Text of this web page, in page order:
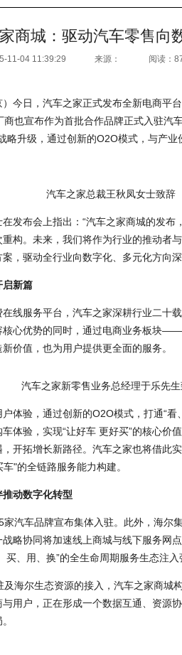
商城：驱动汽车零售向
11-04 11:39:29 来源： 阅读：
）今日，汽车之家正式发布全新电商
也宣布作为首批合作品牌正式入驻汽
略升级，通过创新的O2O模式，与产
汽车之家总裁王秋凤女士致辞
发布会上指出：“汽车之家商城的发布
构。未来，我们将作为行业的推动者
，驱动全行业向数字化、多元化方向
启新篇
线服务平台，汽车之家深耕行业二十
核心优势的同时，通过电商业务板块
价值，也为用户提供更全面的服务。
汽车之家新零售业务总经理于乐先
体验，通过创新的O2O模式，打通“看
体验，实现“让好车 更好买”的核心价
开拓增长新路径。汽车之家也将借此
"的全链路服务能力构建。
动数字化转型
家汽车品牌宣布集体入驻。此外，海尔
略协同将加速线上商城与线下服务网
买、用、换”的全生命周期服务生态注
及海尔生态资源的接入，汽车之家商城
用户，正在形成一个数据互通、资源